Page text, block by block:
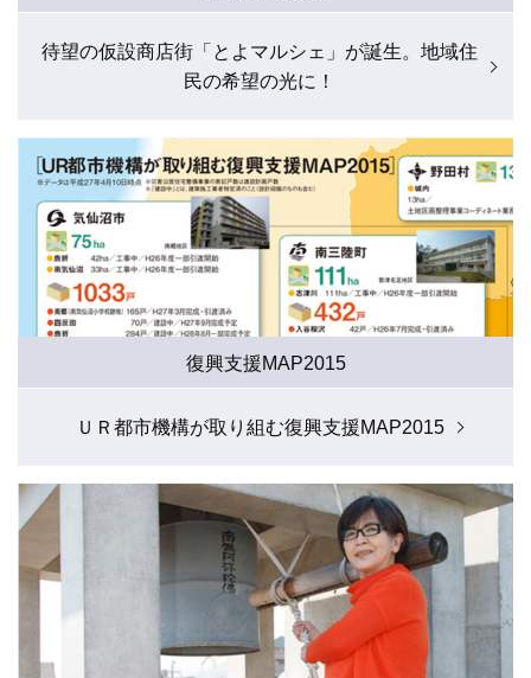
待望の仮設商店街「とよマルシェ」が誕生。地域住
民の希望の光に！
復興支援MAP2015
ＵＲ都市機構が取り組む復興支援MAP2015